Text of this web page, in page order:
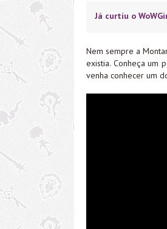
Já curtiu o
Nem sempre a
existia. Conheça um
venha conhecer um